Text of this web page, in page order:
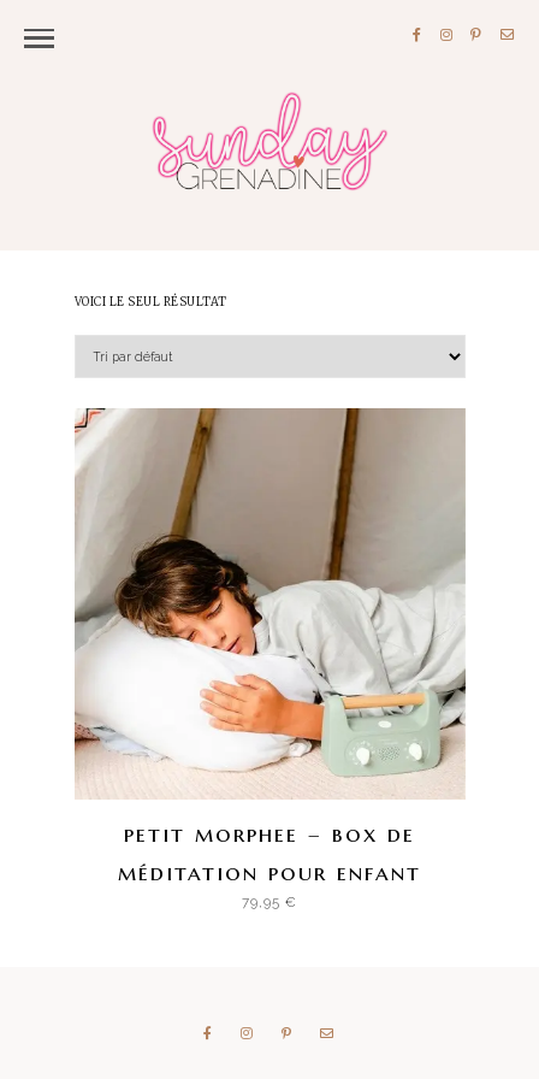
VOICI LE SEUL RÉSULTAT
petit morphee – box de
méditation pour enfant
79,95 €